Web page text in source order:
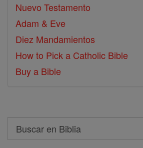
Nuevo Testamento
Adam & Eve
Diez Mandamientos
How to Pick a Catholic Bible
Buy a Bible
Search
Buscar